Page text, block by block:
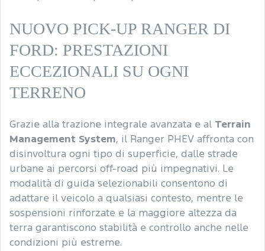
NUOVO PICK-UP RANGER DI
FORD: PRESTAZIONI
ECCEZIONALI SU OGNI
TERRENO
Grazie alla trazione integrale avanzata e al Terrain
Management System, il Ranger PHEV affronta con
disinvoltura ogni tipo di superficie, dalle strade
urbane ai percorsi off-road più impegnativi. Le
modalità di guida selezionabili consentono di
adattare il veicolo a qualsiasi contesto, mentre le
sospensioni rinforzate e la maggiore altezza da
terra garantiscono stabilità e controllo anche nelle
condizioni più estreme.